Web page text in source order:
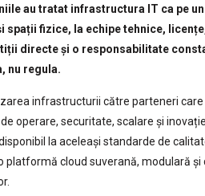
au tratat infrastructura IT ca pe
spații fizice, la echipe tehnice,
directe și o responsabilitate
nu regula.
infrastructurii către parteneri
operare, securitate, scalare și
la aceleași standarde de
platformă cloud suverană, modulară